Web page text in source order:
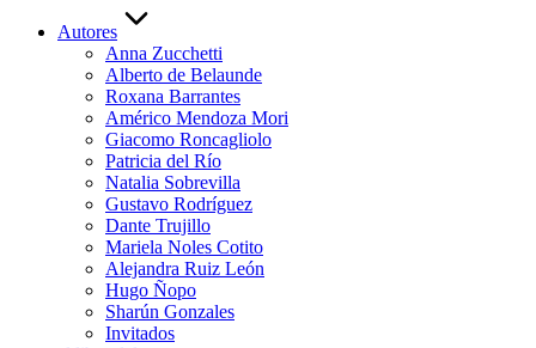
Autores
Anna Zucchetti
Alberto de Belaunde
Roxana Barrantes
Américo Mendoza Mori
Giacomo Roncagliolo
Patricia del Río
Natalia Sobrevilla
Gustavo Rodríguez
Dante Trujillo
Mariela Noles Cotito
Alejandra Ruiz León
Hugo Ñopo
Sharún Gonzales
Invitados